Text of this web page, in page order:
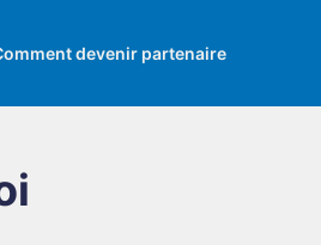
devenir partenaire